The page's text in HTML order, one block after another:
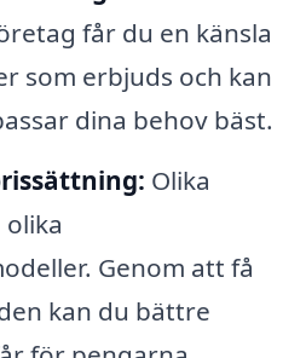
får du en känsla
som erbjuds och kan
dina behov bäst.
Olika
Genom att få
kan du bättre